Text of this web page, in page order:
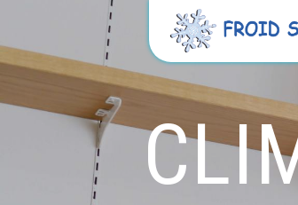
Panneau de gestion des cookies